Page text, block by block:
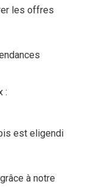
les offres
:
est eligendi
à notre